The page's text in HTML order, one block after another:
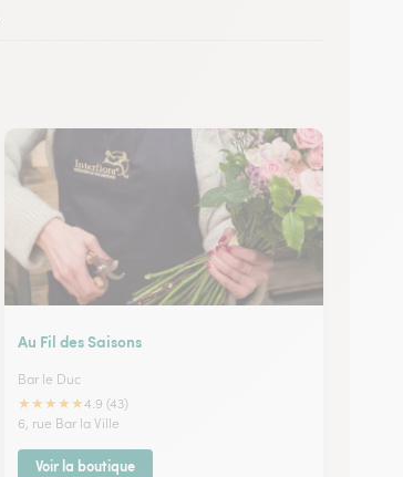
Au Fil des Saisons
Bar le Duc
★★★★★4.9 (43)
6, rue Bar la Ville
Voir la boutique